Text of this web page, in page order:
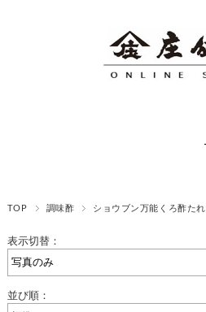
TOP 調味酢 ショウブン万能くろ酢たれ
表示切替：
並び順：